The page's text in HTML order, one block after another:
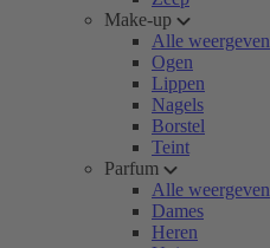
Make-up
Alle weergeven
Ogen
Lippen
Nagels
Borstel
Teint
Parfum
Alle weergeven
Dames
Heren